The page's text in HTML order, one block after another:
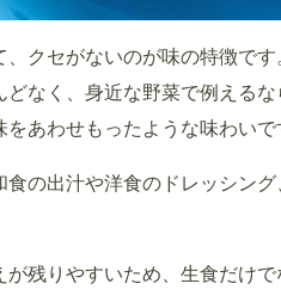
クセがないのが味の特徴で
なく、身近な野菜で例える
あわせもったような味わいで
食の出汁や洋食のドレッシン
残りやすいため、生食だけ